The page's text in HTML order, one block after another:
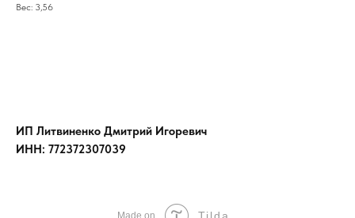
Вес: 3,56
ИП Литвиненко Дмитрий Игоревич
ИНН: 772372307039
Made on